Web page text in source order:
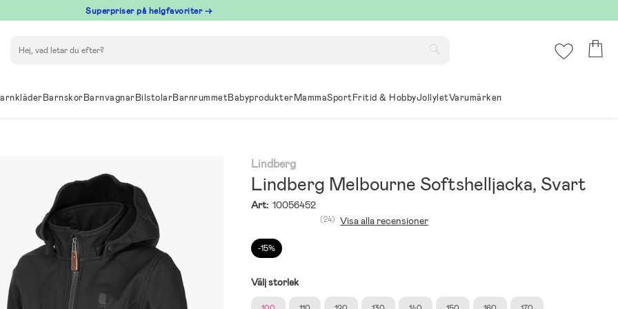
Superpriser på helgfavoriter →
BarnskorBarnvagnarBilstolarBarnrummetBabyprodukterMammaSportFritid & HobbyJollyletVarumärken
Lindberg
Lindberg Melbourne Softshelljacka, Svart
Art: 10056452
-15%
(24) Visa alla recensioner
Välj storlek